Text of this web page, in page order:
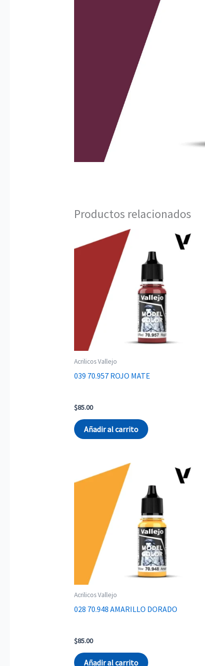
Productos relacionados
Acrilicos Vallejo
039 70.957 ROJO MATE
$85.00
Añadir al carrito
Acrilicos Vallejo
028 70.948 AMARILLO DORADO
$85.00
Añadir al carrito